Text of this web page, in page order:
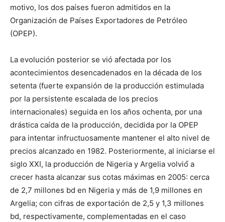
motivo, los dos países fueron admitidos en la
Organización de Países Exportadores de Petróleo
(OPEP).
La evolución posterior se vió afectada por los
acontecimientos desencadenados en la década de los
setenta (fuerte expansión de la producción estimulada
por la persistente escalada de los precios
internacionales) seguida en los años ochenta, por una
drástica caída de la producción, decidida por la OPEP
para intentar infructuosamente mantener el alto nivel de
precios alcanzado en 1982. Posteriormente, al iniciarse el
siglo XXI, la producción de Nigeria y Argelia volvió́ a
crecer hasta alcanzar sus cotas máximas en 2005: cerca
de 2,7 millones bd en Nigeria y más de 1,9 millones en
Argelia; con cifras de exportación de 2,5 y 1,3 millones
bd, respectivamente, complementadas en el caso